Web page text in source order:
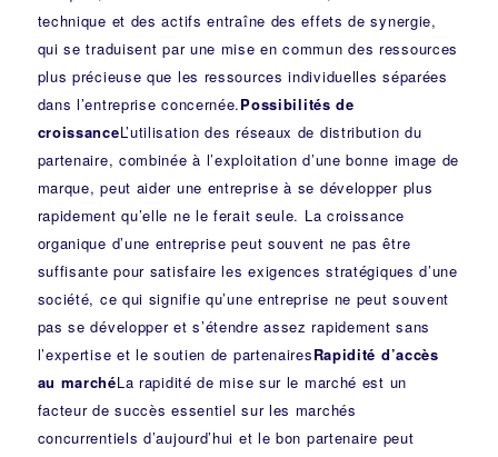
technique et des actifs entraîne des effets de synergie,
qui se traduisent par une mise en commun des ressources
plus précieuse que les ressources individuelles séparées
dans l’entreprise concernée.Possibilités de
croissanceL’utilisation des réseaux de distribution du
partenaire, combinée à l’exploitation d’une bonne image de
marque, peut aider une entreprise à se développer plus
rapidement qu’elle ne le ferait seule. La croissance
organique d’une entreprise peut souvent ne pas être
suffisante pour satisfaire les exigences stratégiques d’une
société, ce qui signifie qu’une entreprise ne peut souvent
pas se développer et s’étendre assez rapidement sans
l’expertise et le soutien de partenairesRapidité d’accès
au marchéLa rapidité de mise sur le marché est un
facteur de succès essentiel sur les marchés
concurrentiels d’aujourd’hui et le bon partenaire peut